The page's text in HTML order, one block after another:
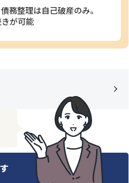
務整理は自己破産のみ。
が可能